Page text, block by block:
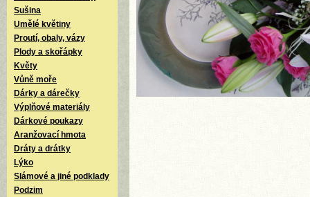
Sušina
Umělé květiny
Proutí, obaly, vázy
Plody a skořápky
Květy
Vůně moře
Dárky a dárečky
Výplňové materiály
Dárkové poukazy
Aranžovací hmota
Dráty a drátky
Lýko
Slámové a jiné podklady
Podzim